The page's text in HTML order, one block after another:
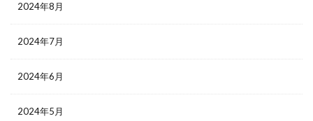
2024年8月
2024年7月
2024年6月
2024年5月